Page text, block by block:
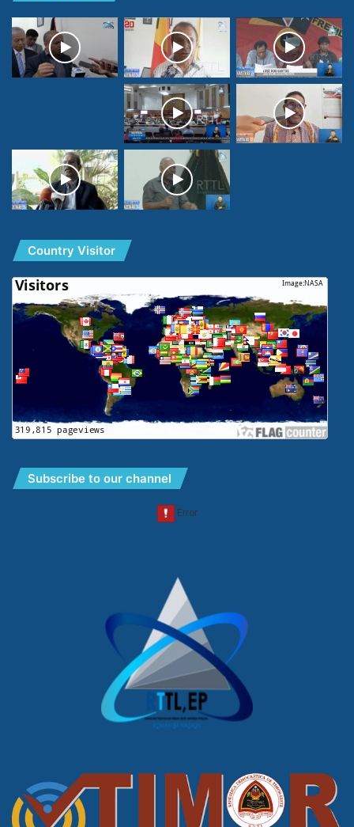
Country Visitor
Subscribe to our channel